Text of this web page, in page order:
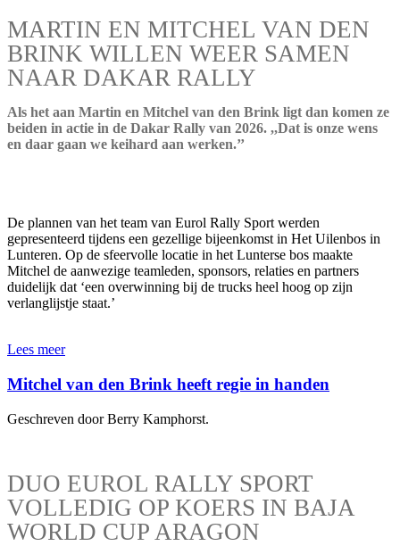
MARTIN EN MITCHEL VAN DEN
BRINK WILLEN WEER SAMEN
NAAR DAKAR RALLY
Als het aan Martin en Mitchel van den Brink ligt dan komen ze
beiden in actie in de Dakar Rally van 2026. ,,Dat is onze wens
en daar gaan we keihard aan werken.’’
De plannen van het team van Eurol Rally Sport werden
gepresenteerd tijdens een gezellige bijeenkomst in Het Uilenbos in
Lunteren. Op de sfeervolle locatie in het Lunterse bos maakte
Mitchel de aanwezige teamleden, sponsors, relaties en partners
duidelijk dat ‘een overwinning bij de trucks heel hoog op zijn
verlanglijstje staat.’
Lees meer
Mitchel van den Brink heeft regie in handen
Geschreven door Berry Kamphorst.
DUO EUROL RALLY SPORT
VOLLEDIG OP KOERS IN BAJA
WORLD CUP ARAGON